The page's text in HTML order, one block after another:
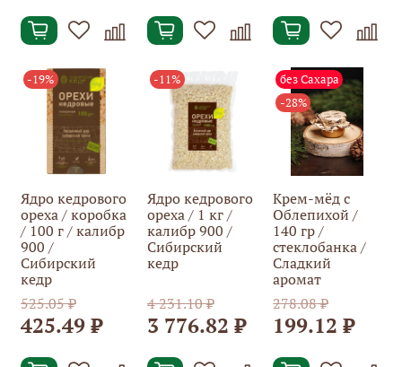
-19%
Ядро кедрового
ореха / коробка
/ 100 г / калибр
900 /
Сибирский
кедр
525.05 ₽
425.49 ₽
-11%
Ядро кедрового
ореха / 1 кг /
калибр 900 /
Сибирский
кедр
4 231.10 ₽
3 776.82 ₽
без Сахара
-28%
Крем-мёд с
Облепихой /
140 гр /
стеклобанка /
Сладкий
аромат
278.08 ₽
199.12 ₽